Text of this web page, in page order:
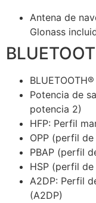
Antena de
Glonass
Potencia de
potencia 2)
HFP: Perfil
OPP (perfil
PBAP (perfil
HSP (perfil
A2DP: Perfil
(A2DP)